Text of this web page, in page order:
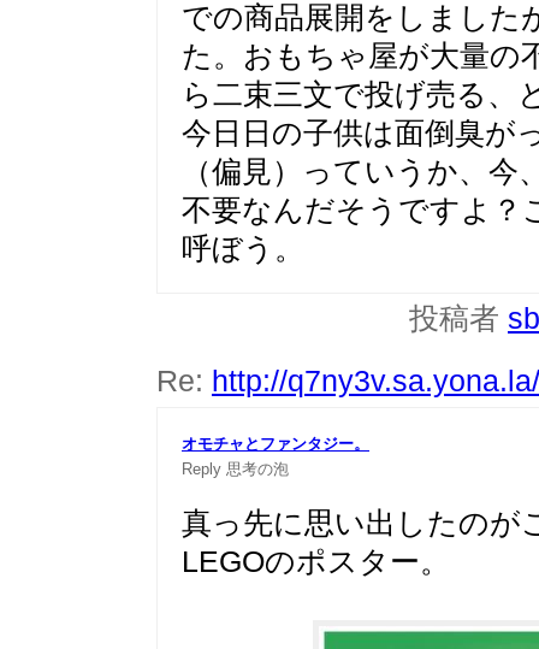
での商品展開をしました
た。おもちゃ屋が大量の
ら二束三文で投げ売る、
今日日の子供は面倒臭が
（偏見）っていうか、
不要なんだそうですよ？
呼ぼう。
投稿者
Re: http://
オモチャとファンタジー。
Reply 思考の泡
真っ先に思い出したのが
LEGOのポスター。